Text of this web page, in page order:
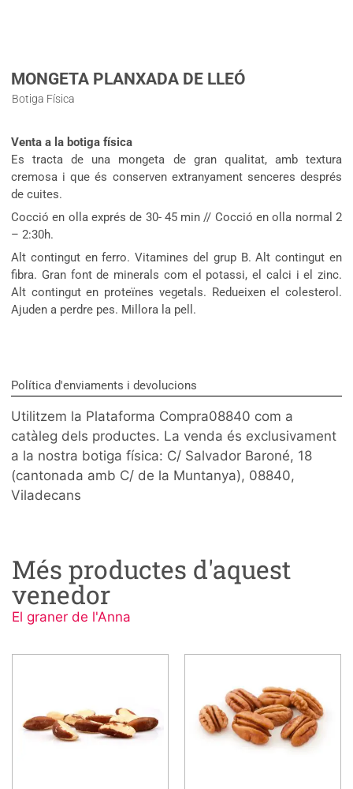
MONGETA PLANXADA DE LLEÓ
Botiga Física
Venta a la botiga física
Es tracta de una mongeta de gran qualitat, amb textura
cremosa i que és conserven extranyament senceres després
de cuites.
Cocció en olla exprés de 30- 45 min // Cocció en olla normal 2
– 2:30h.
Alt contingut en ferro. Vitamines del grup B. Alt contingut en
fibra. Gran font de minerals com el potassi, el calci i el zinc.
Alt contingut en proteïnes vegetals. Redueixen el colesterol.
Ajuden a perdre pes. Millora la pell.
Política d'enviaments i devolucions
Utilitzem la Plataforma Compra08840 com a
catàleg dels productes. La venda és exclusivament
a la nostra botiga física: C/ Salvador Baroné, 18
(cantonada amb C/ de la Muntanya), 08840,
Viladecans
Més productes d'aquest
venedor
El graner de l'Anna